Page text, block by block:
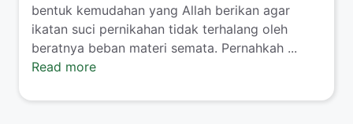
bentuk kemudahan yang Allah berikan agar
ikatan suci pernikahan tidak terhalang oleh
beratnya beban materi semata. Pernahkah ...
Read more